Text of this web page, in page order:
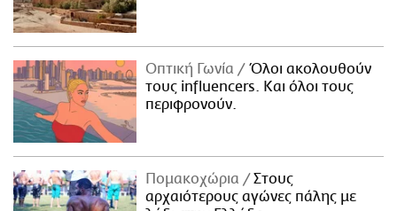
Οπτική Γωνία
Όλοι ακολουθούν
τους influencers. Και όλοι τους
περιφρονούν.
Πομακοχώρια
Στους
αρχαιότερους αγώνες πάλης με